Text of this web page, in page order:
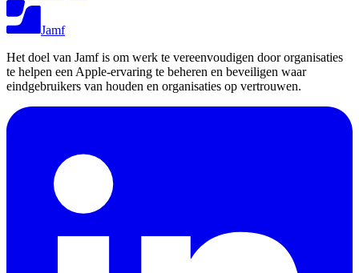
Jamf
Het doel van Jamf is om werk te vereenvoudigen door organisaties
te helpen een Apple-ervaring te beheren en beveiligen waar
eindgebruikers van houden en organisaties op vertrouwen.